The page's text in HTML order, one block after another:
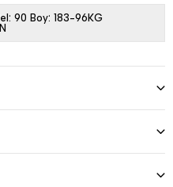
90 Boy: 183-96KG